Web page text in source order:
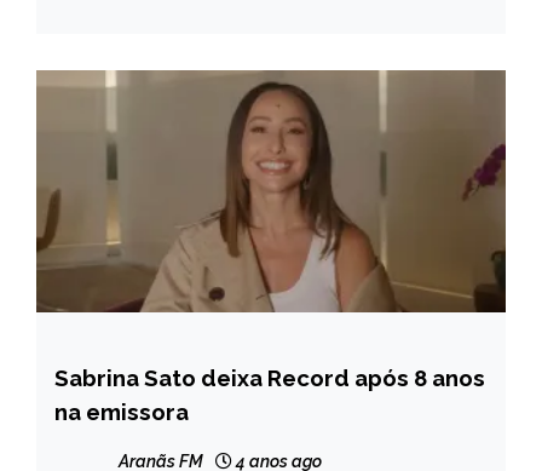
ENTRETENIMENTO
Sabrina Sato deixa Record após 8 anos
na emissora
Aranãs FM 4 anos ago